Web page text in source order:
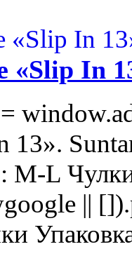
«Slip In
13».
M-L
||